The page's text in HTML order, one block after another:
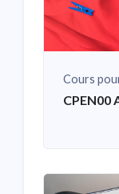
Cours
CPEN00